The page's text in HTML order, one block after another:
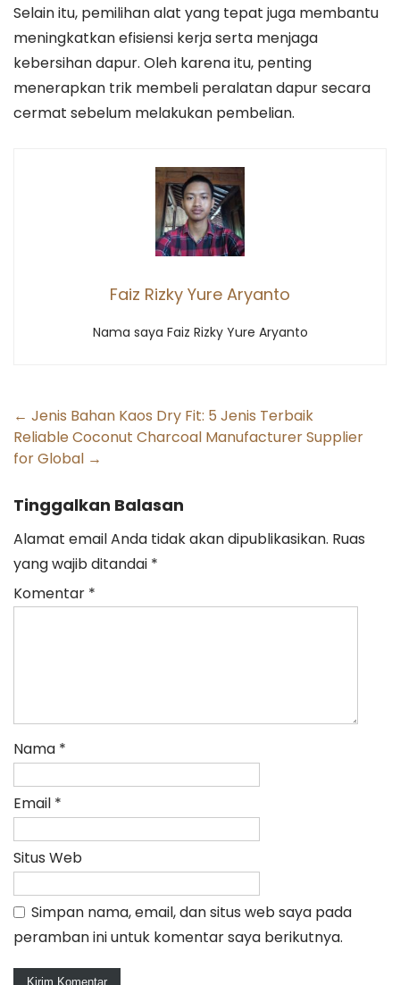
Selain itu, pemilihan alat yang tepat juga membantu
meningkatkan efisiensi kerja serta menjaga
kebersihan dapur. Oleh karena itu, penting
menerapkan trik membeli peralatan dapur secara
cermat sebelum melakukan pembelian.
Faiz Rizky Yure Aryanto
Nama saya Faiz Rizky Yure Aryanto
Post
navigation
← Jenis Bahan Kaos Dry Fit: 5 Jenis Terbaik
Reliable Coconut Charcoal Manufacturer Supplier
for Global →
Tinggalkan Balasan
Alamat email Anda tidak akan dipublikasikan. Ruas
yang wajib ditandai *
Komentar *
Nama *
Email *
Situs Web
Simpan nama, email, dan situs web saya pada
peramban ini untuk komentar saya berikutnya.